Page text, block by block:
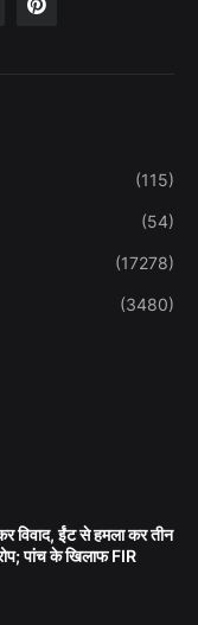
(115)
(54)
(17278)
(3480)
विवाद, ईंट से हमला कर तीन
पांच के खिलाफ FIR